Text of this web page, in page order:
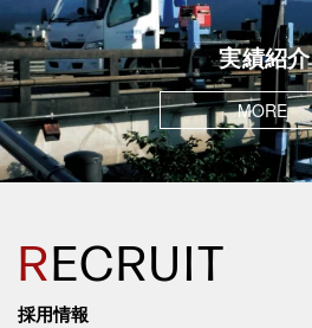
実績紹介
MORE
RECRUIT
採用情報